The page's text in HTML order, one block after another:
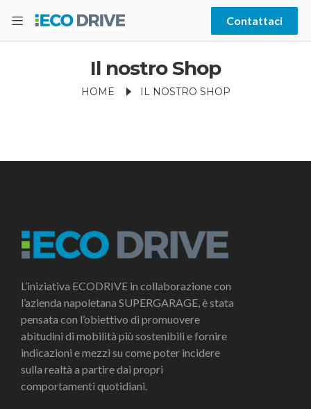
Contattaci
Il nostro Shop
HOME IL NOSTRO SHOP
L’iniziativa ECODRIVE in collaborazione con
l’azienda napoletana SUPERGARAGE, è stata
pensata con l’obiettivo di promuovere
abitudini di mobilità più sostenibili e fornire
indicazioni e mezzi su come poter incidere
sulla realtà a partire dai propri
comportamenti quotidiani.